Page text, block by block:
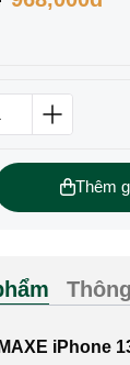
Thêm
iPhone